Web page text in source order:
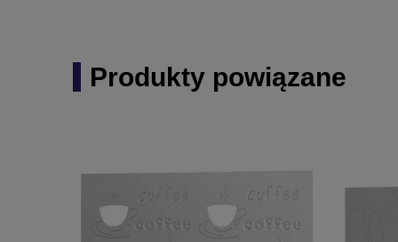
Produkty powiązane